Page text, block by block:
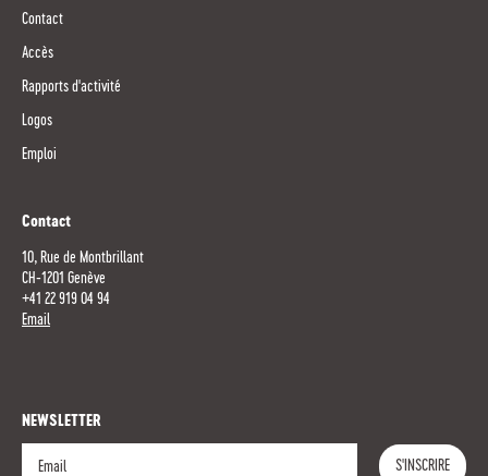
Contact
Accès
Rapports d'activité
Logos
Emploi
Contact
10, Rue de Montbrillant
CH-1201 Genève
+41 22 919 04 94
Email
NEWSLETTER
S'INSCRIRE